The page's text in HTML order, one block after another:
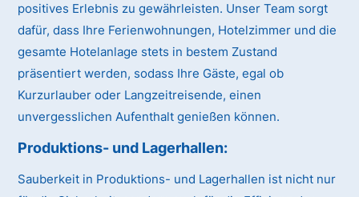
positives Erlebnis zu gewährleisten. Unser Team sorgt
dafür, dass Ihre Ferienwohnungen, Hotelzimmer und die
gesamte Hotelanlage stets in bestem Zustand
präsentiert werden, sodass Ihre Gäste, egal ob
Kurzurlauber oder Langzeitreisende, einen
unvergesslichen Aufenthalt genießen können.
Produktions- und Lagerhallen:
Sauberkeit in Produktions- und Lagerhallen ist nicht nur